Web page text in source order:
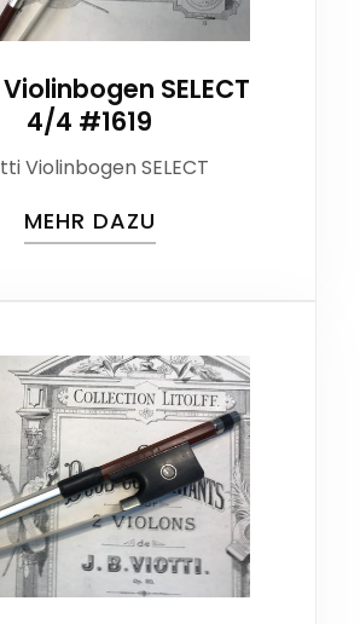
SELECT
4/4 #1619
Violinbogen SELECT
MEHR DAZU